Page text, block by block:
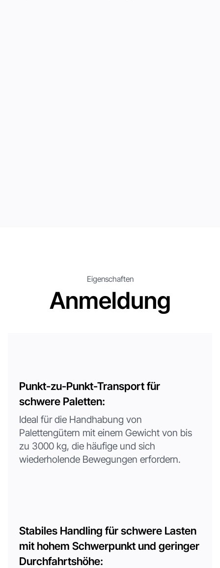
Eigenschaften
Anmeldung
Punkt-zu-Punkt-Transport für
schwere Paletten:
Ideal für die Handhabung von
Palettengütern mit einem Gewicht von bis
zu 3000 kg, die häufige und sich
wiederholende Bewegungen erfordern.
Stabiles Handling für schwere Lasten
mit hohem Schwerpunkt und geringer
Durchfahrtshöhe: